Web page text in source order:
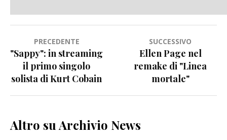
Navigazione
articoli
PRECEDENTE
"Sappy": in streaming
il primo singolo
solista di Kurt Cobain
SUCCESSIVO
Ellen Page nel
remake di "Linea
mortale"
Altro su Archivio News